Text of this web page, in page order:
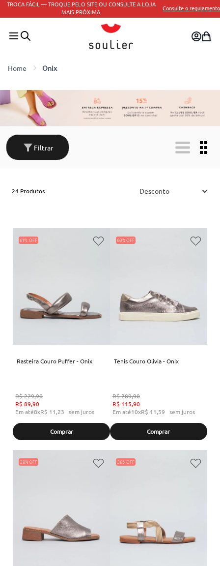
A LOJA Consulte o regulamento PAGUE NO PIX E PARCELE
Onix
Filtrar
24 Produtos Desconto
61%
Rasteira Couro Puffer - Onix
R$229,90
R$ 89,90
Em até8xR$ 11,23 sem juros
Comprar
60%
Tenis Couro Olivia - Onix
R$289,90
R$ 115,90
Em até10xR$ 11,59 sem juros
Comprar
39% 38%